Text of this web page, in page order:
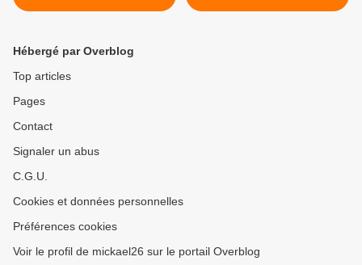
Hébergé par Overblog
Top articles
Pages
Contact
Signaler un abus
C.G.U.
Cookies et données personnelles
Préférences cookies
Voir le profil de mickael26 sur le portail Overblog